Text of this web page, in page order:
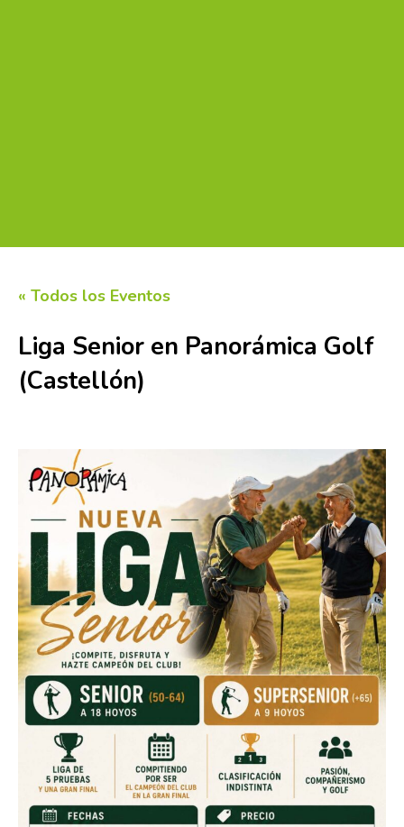
« Todos los Eventos
Liga Senior en Panorámica Golf
(Castellón)